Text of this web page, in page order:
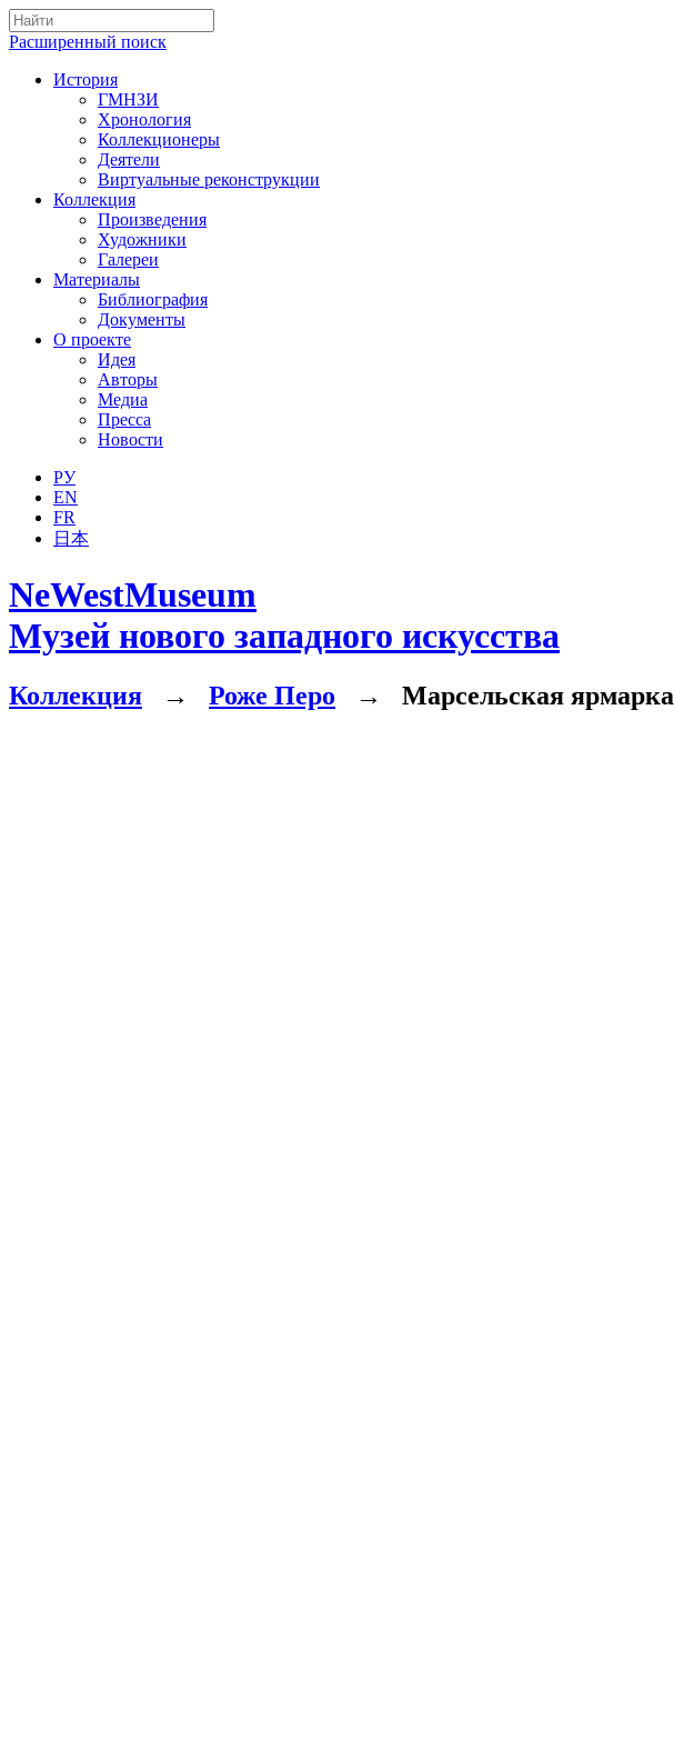
Расширенный поиск
История
ГМНЗИ
Хронология
Коллекционеры
Деятели
Виртуальные реконструкции
Коллекция
Произведения
Художники
Галереи
Материалы
Библиография
Документы
О проекте
Идея
Авторы
Медиа
Пресса
Новости
РУ
EN
FR
日本
NeWestMuseum
Музей нового западного искусства
Коллекция → Роже Перо → Марсельская ярмарка